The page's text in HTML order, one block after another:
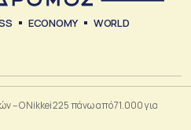
ECONOMY WORLD
– Ο Nikkei 225 πάνω από 71.000 για